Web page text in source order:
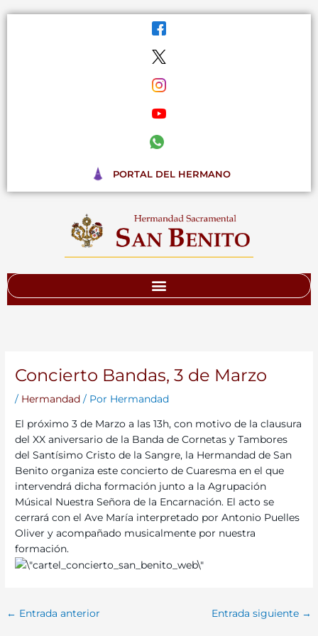
PORTAL DEL HERMANO
Concierto Bandas, 3 de Marzo
/ Hermandad / Por Hermandad
El próximo 3 de Marzo a las 13h, con motivo de la clausura
del XX aniversario de la Banda de Cornetas y Tambores
del Santísimo Cristo de la Sangre, la Hermandad de San
Benito organiza este concierto de Cuaresma en el que
intervendrá dicha formación junto a la Agrupación
Músical Nuestra Señora de la Encarnación. El acto se
cerrará con el Ave María interpretado por Antonio Puelles
Oliver y acompañado musicalmente por nuestra
formación.
← Entrada anterior Entrada siguiente →